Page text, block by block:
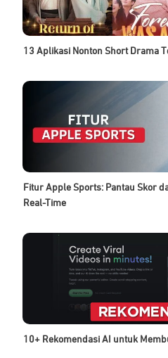
13 Aplikasi Nonton Short Drama
Fitur Apple Sports: Pantau Skor
Real-Time
10+ Rekomendasi AI untuk